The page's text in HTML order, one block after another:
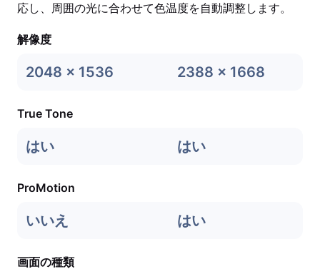
応し、周囲の光に合わせて色温度を自動調整します。
解像度
2048 x 1536 2388 x 1668
True Tone
はい はい
ProMotion
いいえ はい
画面の種類